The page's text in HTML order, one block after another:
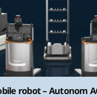
robot – Autonom